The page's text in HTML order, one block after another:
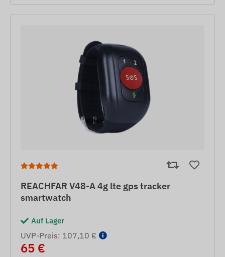
REACHFAR V48-A 4g lte gps tracker
smartwatch
Auf Lager
UVP-Preis: 107,10 €
65 €